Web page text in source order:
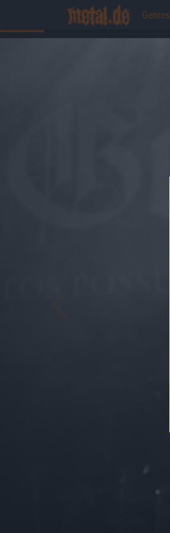
Genres